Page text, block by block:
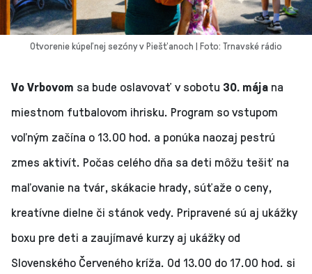
Otvorenie kúpeľnej sezóny v Piešťanoch | Foto: Trnavské rádio
Vo Vrbovom sa bude oslavovať v sobotu 30. mája na
miestnom futbalovom ihrisku. Program so vstupom
voľným začína o 13.00 hod. a ponúka naozaj pestrú
zmes aktivít. Počas celého dňa sa deti môžu tešiť na
maľovanie na tvár, skákacie hrady, súťaže o ceny,
kreatívne dielne či stánok vedy. Pripravené sú aj ukážky
boxu pre deti a zaujímavé kurzy aj ukážky od
Slovenského Červeného kríža. Od 13.00 do 17.00 hod. si